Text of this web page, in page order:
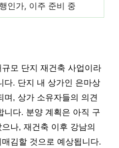
인가, 이주 준비 중
모 단지 재건축 사업이라
다. 단지 내 상가인 은마상
며, 상가 소유자들의 의견
니다. 분양 계획은 아직 구
나, 재건축 이후 강남의
김할 것으로 예상됩니다.